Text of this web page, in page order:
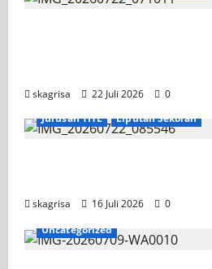
skagrisa 22 Juli 2026
0
Jurusan TITL
Liputan Sekolah
skagrisa 16 Juli 2026
0
Uncategorized